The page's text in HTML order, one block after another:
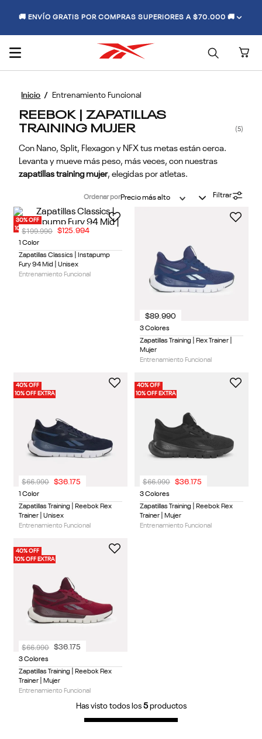
🚚 ENVÍO GRATIS POR COMPRAS SUPERIORES A $70.000 🚚
Entrenamiento Funcional
REEBOK | ZAPATILLAS
TRAINING MUJER 5
Con Nano, Split, Flexagon y NFX tus metas están cerca.
Levanta y mueve más peso, más veces, con nuestras
zapatillas training mujer, elegidas por atletas.
Ordenar porPrecio más alto Filtrar
30% OFF
10% OFF EXTRA
1 Color
Zapatillas Classics | Instapump
Fury 94 Mid | Unisex
Entrenamiento Funcional
$199.990 $ 125.994
3 Colores
Zapatillas Training | Flex Trainer |
Mujer
Entrenamiento Funcional
$89.990
40% OFF
10% OFF EXTRA
1 Color
Zapatillas Training | Reebok Flex
Trainer | Unisex
Entrenamiento Funcional
$66.990 $36 .175
40% OFF
10% OFF EXTRA
3 Colores
Zapatillas Training | Reebok Flex
Trainer | Mujer
Entrenamiento Funcional
$66.990 $36. 175
40% OFF
10% OFF EXTRA
3 Colores
Zapatillas Training | Reebok Flex
Trainer | Mujer
Entrenamiento Funcional
$66.990 $36. 175
Has visto todos los 5productos